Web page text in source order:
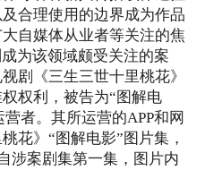
合理使用的边界成为作品
自媒体从业者等关注的焦
为该领域颇受关注的案
剧《三生三世十里桃花》
权利，被告为“图解电
者。其所运营的APP和网
花》“图解电影”图片集，
涉案剧集第一集，图片内